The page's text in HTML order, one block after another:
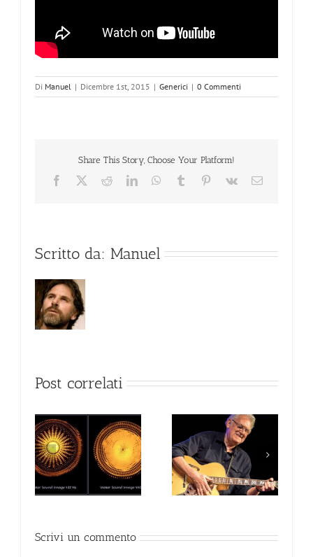
Di Manuel | Dicembre 1st, 2015 | Generici | 0 Commenti
Share This Story, Choose Your Platform!
Facebook RedditLinkedInWhatsApp
Tumblr Pinterest
Vk Email
Scritto da: Manuel
Post correlati
JIM MULLEN
La via della chitarra
di Alfonso Pumilia
Scrivi un commento